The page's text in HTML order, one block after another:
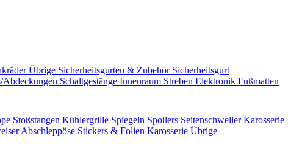
Übrige Sicherheitsgurten & Zubehör Sicherheitsgurt
Abdeckungen Schaltgestänge Innenraum Streben Elektronik Fußmatten
Stoßstangen Kühlergrille Spiegeln Spoilers SeitenschwellerKarosserie
Abschleppöse Stickers & Folien Karosserie Übrige